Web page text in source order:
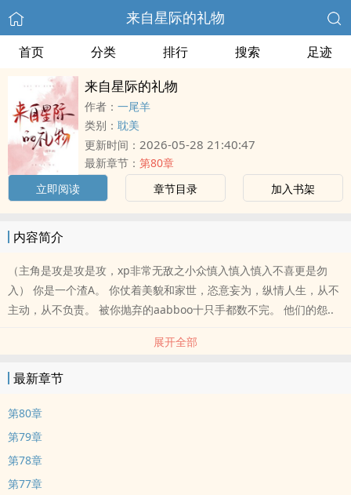
来自星际的礼物
首页 分类 排行 搜索 足迹
来自星际的礼物
作者： 一尾羊
类别： 耽美
更新时间： 2026-05-28 21:40:47
最新章节： 第80章
立即阅读
章节目录 加入书架
内容简介
（主角是攻是攻是攻，xp非常无敌之小众慎入慎入慎入不喜更是勿
入） 你是一个渣A。 你仗着美貌和家世，恣意妄为，纵情人生，从不
主动，从不负责。 被你抛弃的aabboo十只手都数不完。 他们的怨..
展开全部
最新章节
第80章
第79章
第78章
第77章